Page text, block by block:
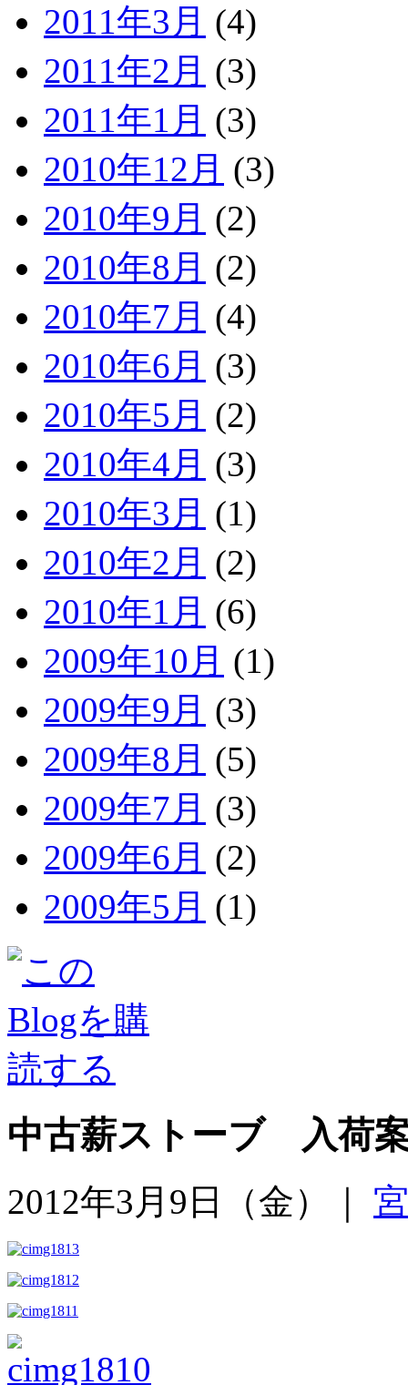
2011年3月 (4)
2011年2月 (3)
2011年1月 (3)
2010年12月 (3)
2010年9月 (2)
2010年8月 (2)
2010年7月 (4)
2010年6月 (3)
2010年5月 (2)
2010年4月 (3)
2010年3月 (1)
2010年2月 (2)
2010年1月 (6)
2009年10月 (1)
2009年9月 (3)
2009年8月 (5)
2009年7月 (3)
2009年6月 (2)
2009年5月 (1)
中古薪ストーブ 入荷
2012年3月9日（金）｜